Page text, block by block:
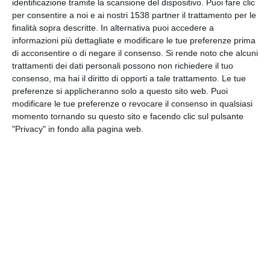
identificazione tramite la scansione del dispositivo. Puoi fare clic
per consentire a noi e ai nostri 1538 partner il trattamento per le
finalità sopra descritte. In alternativa puoi accedere a
informazioni più dettagliate e modificare le tue preferenze prima
di acconsentire o di negare il consenso. Si rende noto che alcuni
trattamenti dei dati personali possono non richiedere il tuo
consenso, ma hai il diritto di opporti a tale trattamento. Le tue
preferenze si applicheranno solo a questo sito web. Puoi
modificare le tue preferenze o revocare il consenso in qualsiasi
momento tornando su questo sito e facendo clic sul pulsante
"Privacy" in fondo alla pagina web.
INVIA QUESTA CARTOLINA
via Email(GRATUITO)
CONDIVIDI QUESTA
CARTOLINA
Facebook, Twitter, WhatsApp, ...